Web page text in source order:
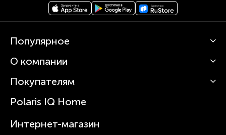
Популярное
Кофемашины
Вертикальные пылесосы
Зубные щетки и ирригаторы
Увлажнители
О компании
О Polaris
Статьи
Покупателям
Сервисные центры
Где купить
Polaris IQ Home
Интернет-магазин